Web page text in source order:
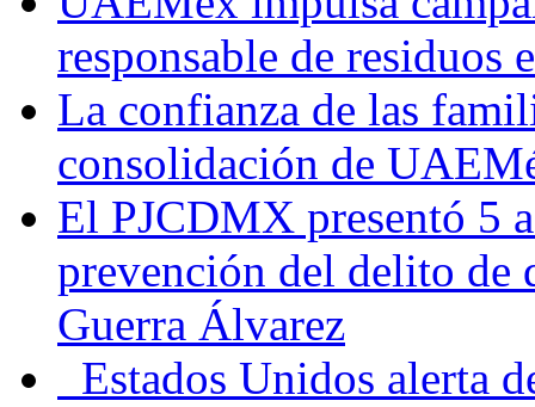
responsable de residuos
La confianza de las
consolidación de
El PJCDMX presentó 5
prevención del delito de
Guerra Álvarez
Estados Unidos alerta